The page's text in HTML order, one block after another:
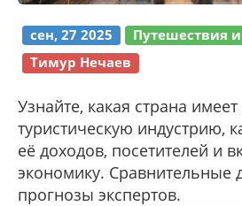
сен, 27 2025
Путешествия
Тимур Нечаев
Узнайте, какая страна
туристическую индустрию,
её доходов, посетителей и
экономику. Сравнительные
прогнозы экспертов.